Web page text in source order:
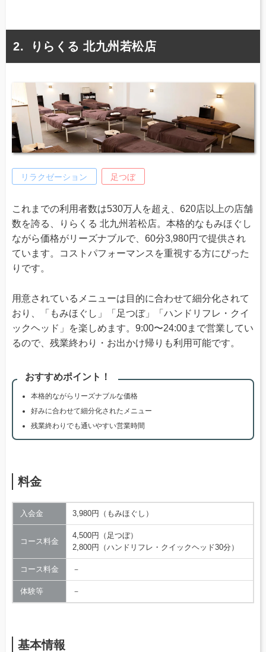
りらくる 北九州若松店
リラクゼーション 足つぼ
これまでの利用者数は530万人を超え、620店以上の店舗
数を誇る、りらくる 北九州若松店。本格的なもみほぐし
ながら価格がリーズナブルで、60分3,980円で提供され
ています。コストパフォーマンスを重視する方にぴった
りです。
用意されているメニューは目的に合わせて細分化されて
おり、「もみほぐし」「足つぼ」「ハンドリフレ・クイ
ックヘッド」を楽しめます。9:00〜24:00まで営業してい
るので、残業終わり・お出かけ帰りも利用可能です。
おすすめポイント！
本格的ながらリーズナブルな価格
好みに合わせて細分化されたメニュー
残業終わりでも通いやすい営業時間
料金
入会金 3,980円（もみほぐし）
コース料金
4,500円（足つぼ）
2,800円（ハンドリフレ・クイックヘッド30分）
コース料金 －
体験等 －
基本情報